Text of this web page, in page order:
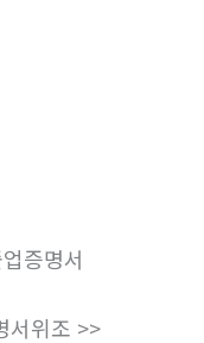
증명서
위조 >>